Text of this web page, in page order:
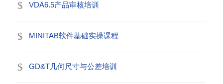
VDA6.5产品审核培训
MINITAB软件基础实操课程
GD&T几何尺寸与公差培训